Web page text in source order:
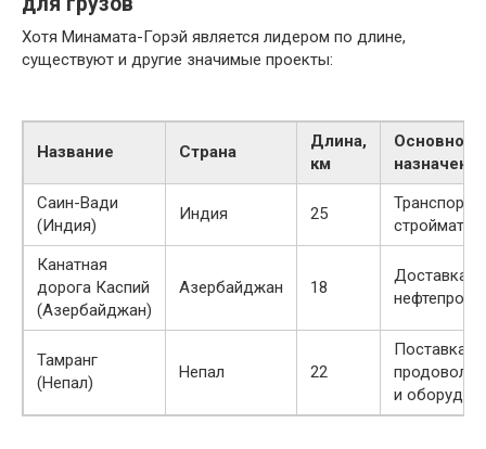
Хотя Минамата-Горэй является лидером по длине,
существуют и другие значимые проекты:
Название Страна
Длина,
км
Основное
Саин-Вади
(Индия)
Индия 25
Канатная
дорога Каспий
(Азербайджан)
Азербайджан 18
Доставка
Тамранг
(Непал)
Непал 22
Поставка
и